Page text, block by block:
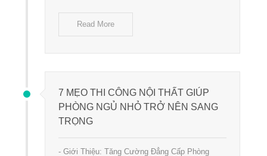
Read More
7 MẸO THI CÔNG NỘI THẤT GIÚP
PHÒNG NGỦ NHỎ TRỞ NÊN SANG
TRỌNG
- Giới Thiệu: Tăng Cường Đẳng Cấp Phòng